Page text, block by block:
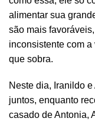
alimentar sua
são mais
inconsistente com
que sobra.
Neste dia, Iranildo
juntos, enquanto
casado de Antonia,